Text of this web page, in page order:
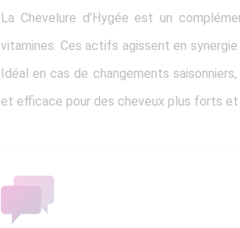
La Chevelure d’Hygée est un
vitamines. Ces actifs agissent en
Idéal en cas de changements
et efficace pour des cheveux plus forts et